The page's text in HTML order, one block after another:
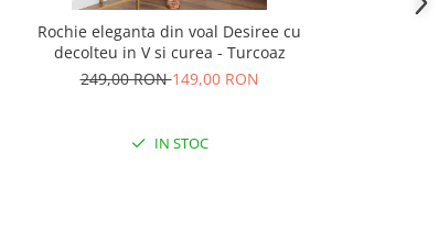
Rochie eleganta din voal Desiree cu
decolteu in V si curea - Turcoaz
249,00 RON149,00 RON
IN STOC